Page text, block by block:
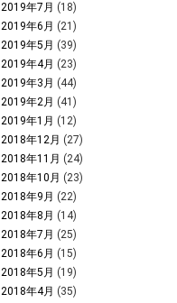
2019年7月 (18)
2019年6月 (21)
2019年5月 (39)
2019年4月 (23)
2019年3月 (44)
2019年2月 (41)
2019年1月 (12)
2018年12月 (27)
2018年11月 (24)
2018年10月 (23)
2018年9月 (22)
2018年8月 (14)
2018年7月 (25)
2018年6月 (15)
2018年5月 (19)
2018年4月 (35)